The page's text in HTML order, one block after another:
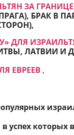
ЗА
БРАК В
),
ДЛЯ
ЛАТВИИ И
ЕВРЕЕВ ,
успех которых